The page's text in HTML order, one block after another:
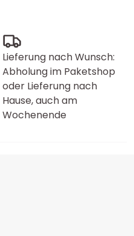
Lieferung nach Wunsch:
Abholung im Paketshop
oder Lieferung nach
Hause, auch am
Wochenende